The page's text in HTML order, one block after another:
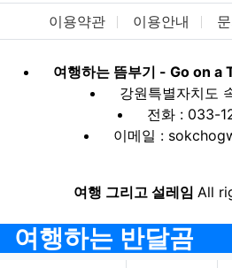
이용약관 이용안내
여행하는 뜸부기 - Go on a
강원특별자치도
전화 : 033-
이메일 :
여행 그리고 설레임 All
여행하는 반달곰